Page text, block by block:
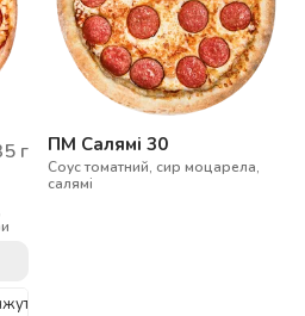
г ПМ Салямі 30
Соус томатний, сир моцарела,
салямі